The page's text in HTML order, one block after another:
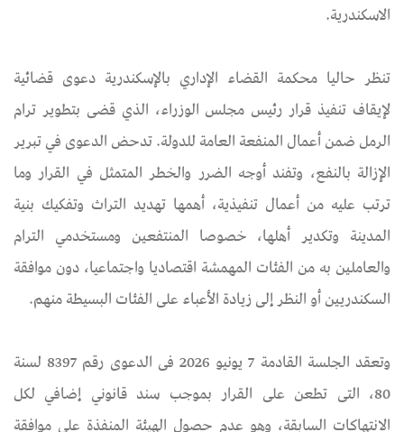
الاسكندرية.
تنظر حاليا محكمة القضاء الإداري بالإسكندرية دعوى قضائية
لإيقاف تنفيذ قرار رئيس مجلس الوزراء، الذي قضى بتطوير ترام
الرمل ضمن أعمال المنفعة العامة للدولة. تدحض الدعوى في تبرير
الإزالة بالنفع، وتفند أوجه الضرر والخطر المتمثل في القرار وما
ترتب عليه من أعمال تنفيذية، أهمها تهديد التراث وتفكيك بنية
المدينة وتكدير أهلها، خصوصا المنتفعين ومستخدمي الترام
والعاملين به من الفئات المهمشة اقتصاديا واجتماعيا، دون موافقة
السكندريين أو النظر إلى زيادة الأعباء على الفئات البسيطة منهم.
وتعقد الجلسة القادمة 7 يونيو 2026 فى الدعوى رقم 8397 لسنة
80، التى تطعن على القرار بموجب سند قانوني إضافي لكل
الانتهاكات السابقة، وهو عدم حصول الهيئة المنفذة على موافقة